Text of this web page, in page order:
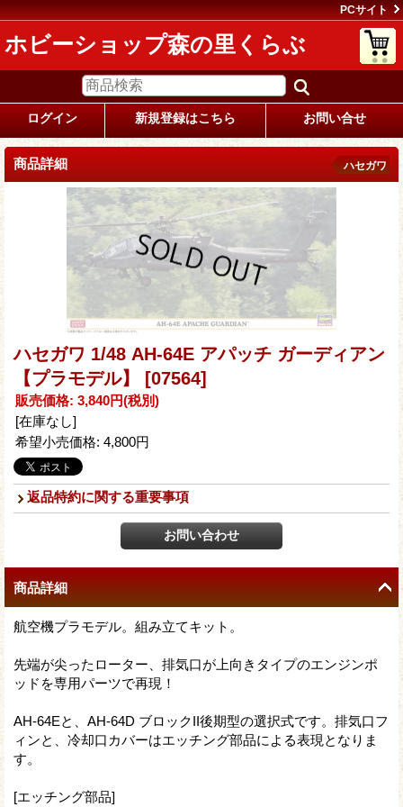
PCサイト
ホビーショップ森の里くらぶ
ログイン 新規登録はこちら お問い合せ
商品詳細 ハセガワ
ハセガワ 1/48 AH-64E アパッチ ガーディアン
【プラモデル】
[07564]
販売価格: 3,840円(税別)
[在庫なし]
希望小売価格: 4,800円
返品特約に関する重要事項
商品詳細
航空機プラモデル。組み立てキット。
先端が尖ったローター、排気口が上向きタイプのエンジンポ
ッドを専用パーツで再現！
AH-64Eと、AH-64D ブロックII後期型の選択式です。排気口フ
ィンと、冷却口カバーはエッチング部品による表現となりま
す。
[エッチング部品]